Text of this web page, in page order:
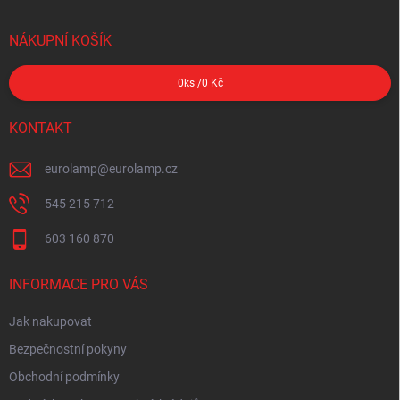
NÁKUPNÍ KOŠÍK
0 ks /0 Kč
KONTAKT
eurolamp@eurolamp.cz
545 215 712
603 160 870
INFORMACE PRO VÁS
Jak nakupovat
Bezpečnostní pokyny
Obchodní podmínky